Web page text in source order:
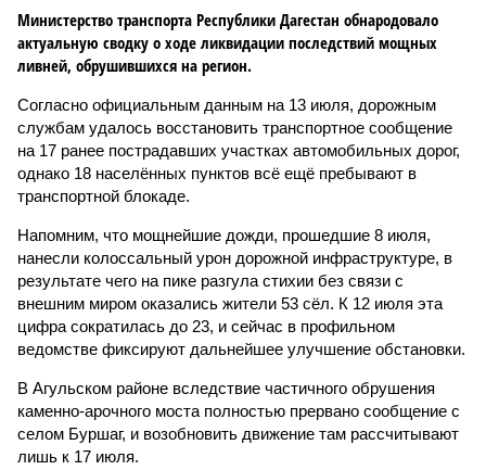
Министерство транспорта Республики Дагестан обнародовало
актуальную сводку о ходе ликвидации последствий мощных
ливней, обрушившихся на регион.
Согласно официальным данным на 13 июля, дорожным
службам удалось восстановить транспортное сообщение
на 17 ранее пострадавших участках автомобильных дорог,
однако 18 населённых пунктов всё ещё пребывают в
транспортной блокаде.
Напомним, что мощнейшие дожди, прошедшие 8 июля,
нанесли колоссальный урон дорожной инфраструктуре, в
результате чего на пике разгула стихии без связи с
внешним миром оказались жители 53 сёл. К 12 июля эта
цифра сократилась до 23, и сейчас в профильном
ведомстве фиксируют дальнейшее улучшение обстановки.
В Агульском районе вследствие частичного обрушения
каменно-арочного моста полностью прервано сообщение с
селом Буршаг, и возобновить движение там рассчитывают
лишь к 17 июля.